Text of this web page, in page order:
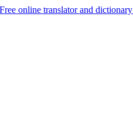
Free online translator and dictionary